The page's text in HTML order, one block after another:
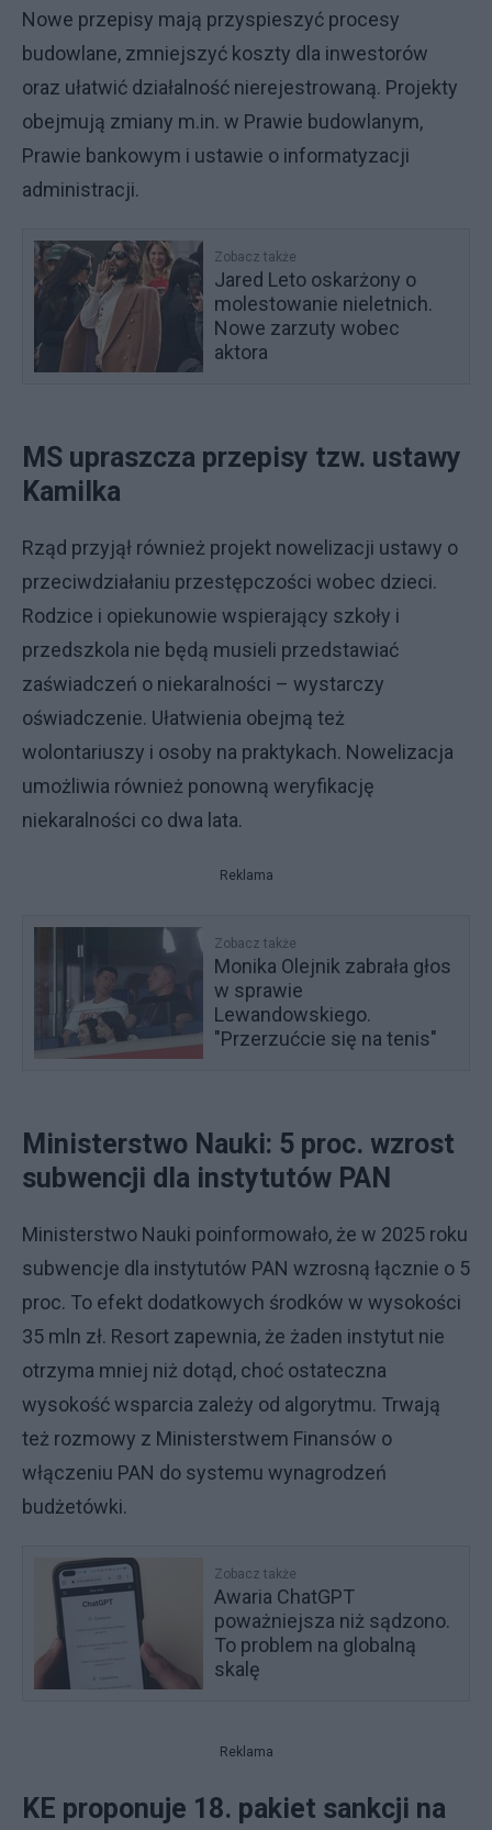
Nowe przepisy mają przyspieszyć procesy
budowlane, zmniejszyć koszty dla inwestorów
oraz ułatwić działalność nierejestrowaną. Projekty
obejmują zmiany m.in. w Prawie budowlanym,
Prawie bankowym i ustawie o informatyzacji
administracji.
Zobacz także
Jared Leto oskarżony o
molestowanie nieletnich.
Nowe zarzuty wobec
aktora
MS upraszcza przepisy tzw. ustawy
Kamilka
Rząd przyjął również projekt nowelizacji ustawy o
przeciwdziałaniu przestępczości wobec dzieci.
Rodzice i opiekunowie wspierający szkoły i
przedszkola nie będą musieli przedstawiać
zaświadczeń o niekaralności – wystarczy
oświadczenie. Ułatwienia obejmą też
wolontariuszy i osoby na praktykach. Nowelizacja
umożliwia również ponowną weryfikację
niekaralności co dwa lata.
Reklama
Zobacz także
Monika Olejnik zabrała głos
w sprawie
Lewandowskiego.
"Przerzućcie się na tenis"
Ministerstwo Nauki: 5 proc. wzrost
subwencji dla instytutów PAN
Ministerstwo Nauki poinformowało, że w 2025 roku
subwencje dla instytutów PAN wzrosną łącznie o 5
proc. To efekt dodatkowych środków w wysokości
35 mln zł. Resort zapewnia, że żaden instytut nie
otrzyma mniej niż dotąd, choć ostateczna
wysokość wsparcia zależy od algorytmu. Trwają
też rozmowy z Ministerstwem Finansów o
włączeniu PAN do systemu wynagrodzeń
budżetówki.
Zobacz także
Awaria ChatGPT
poważniejsza niż sądzono.
To problem na globalną
skalę
Reklama
KE proponuje 18. pakiet sankcji na